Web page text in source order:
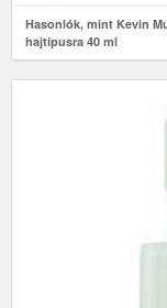
Hasonlók, mint Kevin
hajtípusra 40 ml